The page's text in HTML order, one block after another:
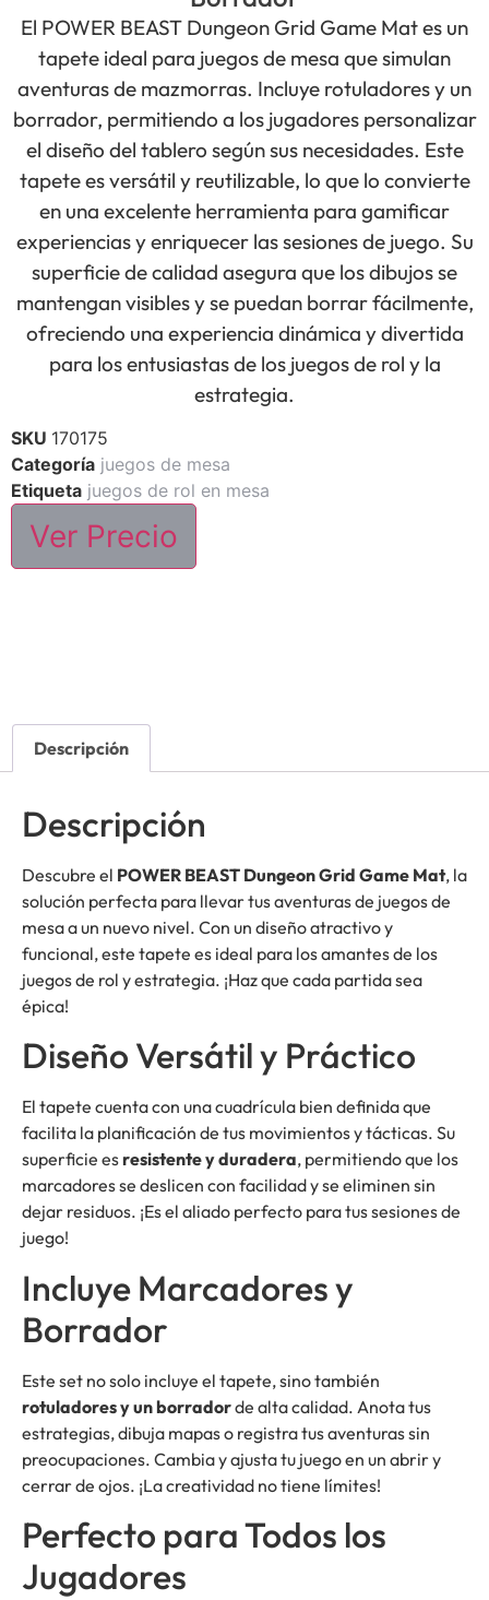
El POWER BEAST Dungeon Grid Game Mat es un
tapete ideal para juegos de mesa que simulan
aventuras de mazmorras. Incluye rotuladores y un
borrador, permitiendo a los jugadores personalizar
el diseño del tablero según sus necesidades. Este
tapete es versátil y reutilizable, lo que lo convierte
en una excelente herramienta para gamificar
experiencias y enriquecer las sesiones de juego. Su
superficie de calidad asegura que los dibujos se
mantengan visibles y se puedan borrar fácilmente,
ofreciendo una experiencia dinámica y divertida
para los entusiastas de los juegos de rol y la
estrategia.
SKU 170175
Categoría juegos de mesa
Etiqueta juegos de rol en mesa
Ver Precio
Descripción
Descripción
Descubre el POWER BEAST Dungeon Grid Game Mat, la
solución perfecta para llevar tus aventuras de juegos de
mesa a un nuevo nivel. Con un diseño atractivo y
funcional, este tapete es ideal para los amantes de los
juegos de rol y estrategia. ¡Haz que cada partida sea
épica!
Diseño Versátil y Práctico
El tapete cuenta con una cuadrícula bien definida que
facilita la planificación de tus movimientos y tácticas. Su
superficie esresistente y duradera, permitiendo que los
marcadores se deslicen con facilidad y se eliminen sin
dejar residuos. ¡Es el aliado perfecto para tus sesiones de
juego!
Incluye Marcadores y
Borrador
Este set no solo incluye el tapete, sino también
rotuladores y un borradorde alta calidad. Anota tus
estrategias, dibuja mapas o registra tus aventuras sin
preocupaciones. Cambia y ajusta tu juego en un abrir y
cerrar de ojos. ¡La creatividad no tiene límites!
Perfecto para Todos los
Jugadores